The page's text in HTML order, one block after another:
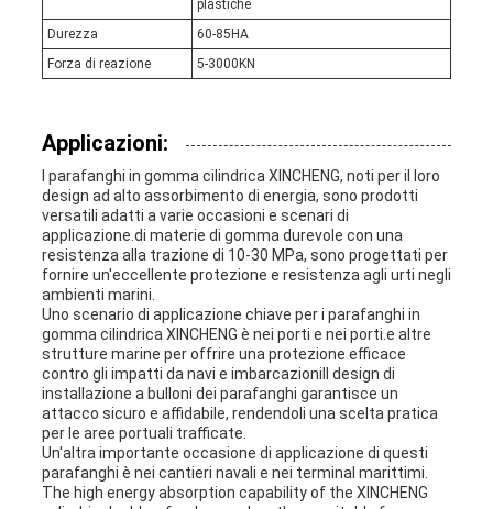
plastiche
Durezza
60-85HA
Forza di reazione
5-3000KN
Applicazioni:
I parafanghi in gomma cilindrica XINCHENG, noti per il loro
design ad alto assorbimento di energia, sono prodotti
versatili adatti a varie occasioni e scenari di
applicazione.di materie di gomma durevole con una
resistenza alla trazione di 10-30 MPa, sono progettati per
fornire un'eccellente protezione e resistenza agli urti negli
ambienti marini.
Uno scenario di applicazione chiave per i parafanghi in
gomma cilindrica XINCHENG è nei porti e nei porti.e altre
strutture marine per offrire una protezione efficace
contro gli impatti da navi e imbarcazioniIl design di
installazione a bulloni dei parafanghi garantisce un
attacco sicuro e affidabile, rendendoli una scelta pratica
per le aree portuali trafficate.
Un'altra importante occasione di applicazione di questi
parafanghi è nei cantieri navali e nei terminal marittimi.
The high energy absorption capability of the XINCHENG